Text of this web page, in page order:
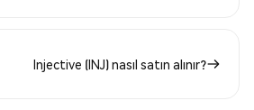
Injective (INJ) nasıl satın alınır?